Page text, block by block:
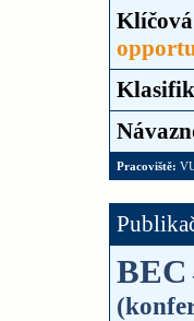
Pracoviště:
BEC